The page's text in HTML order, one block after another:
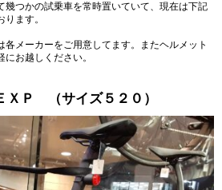
幾つかの試乗車を常時置いていて、現在は下記
ます。
各メーカーをご用意してます。またヘルメット
お越しください。
Ｐ （サイズ５２０）